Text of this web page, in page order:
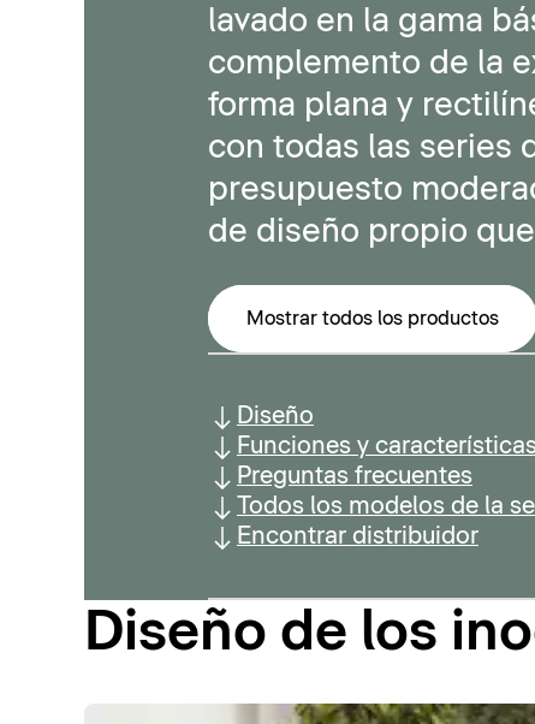
lavado en la gama
complemento de la
forma plana y
con todas las series
presupuesto
de diseño propio
Mostrar todos los productos
Diseño
Funciones y características
Preguntas frecuentes
Todos los modelos de la
Encontrar distribuidor
Diseño de los